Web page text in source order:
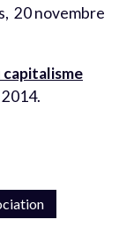
20 novembre